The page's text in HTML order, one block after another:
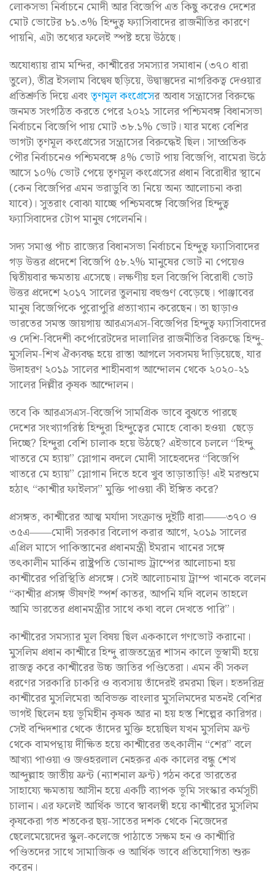
লোকসভা নির্বাচনে মোদী আর বিজেপি এত কিছু করেও দেশের
মোট ভোটের ৮১.৩% হিন্দুত্ব ফ্যাসিবাদের রাজনীতির কারণে
পায়নি, এটা তথ্যের ফলেই স্পষ্ট হয়ে উঠছে।
অযোধ্যায় রাম মন্দির, কাশ্মীরের সমস্যার সমাধান (৩৭০ ধারা
তুলে), তীব্র ইসলাম বিদ্বেষ ছড়িয়ে, উদ্বাস্তুদের নাগরিকত্ব দেওয়ার
প্রতিশ্রুতি দিয়ে এবংতৃণমূল কংগ্রেসের অবাধ সন্ত্রাসের বিরুদ্ধে
জনমত সংগঠিত করতে পেরে ২০২১ সালের পশ্চিমবঙ্গ বিধানসভা
নির্বাচনে বিজেপি পায় মোট ৩৮.১% ভোট। যার মধ্যে বেশির
ভাগটা তৃণমূল কংগ্রেসের সন্ত্রাসের বিরুদ্ধেই ছিল। সাম্প্রতিক
পৌর নির্বাচনেও পশ্চিমবঙ্গে ৪% ভোট পায় বিজেপি, বামেরা উঠে
আসে ১০% ভোট পেয়ে তৃণমূল কংগ্রেসের প্রধান বিরোধীর স্থানে
(কেন বিজেপির এমন ভরাডুবি তা নিয়ে অন্য আলোচনা করা
যাবে)। সুতরাং বোঝা যাচ্ছে পশ্চিমবঙ্গে বিজেপির হিন্দুত্ব
ফ্যাসিবাদের টোপ মানুষ গেলেননি।
সদ্য সমাপ্ত পাঁচ রাজ্যের বিধানসভা নির্বাচনে হিন্দুত্ব ফ্যাসিবাদের
গড় উত্তর প্রদেশে বিজেপি ৫৮.২% মানুষের ভোট না পেয়েও
দ্বিতীয়বার ক্ষমতায় এসেছে। লক্ষণীয় হল বিজেপি বিরোধী ভোট
উত্তর প্রদেশে ২০১৭ সালের তুলনায় বহুগুণ বেড়েছে। পাঞ্জাবের
মানুষ বিজেপিকে পুরোপুরি প্রত্যাখ্যান করেছেন। তা ছাড়াও
ভারতের সমস্ত জায়গায় আরএসএস-বিজেপির হিন্দুত্ব ফ্যাসিবাদের
ও দেশি-বিদেশী কর্পোরেটদের দালালির রাজনীতির বিরুদ্ধে হিন্দু-
মুসলিম-শিখ ঐক্যবদ্ধ হয়ে রাস্তা আগলে সবসময় দাঁড়িয়েছে, যার
উদাহরণ ২০১৯ সালের শাহীনবাগ আন্দোলন থেকে ২০২০-২১
সালের দিল্লীর কৃষক আন্দোলন।
তবে কি আরএসএস-বিজেপি সামগ্রিক ভাবে বুঝতে পারছে
দেশের সংখ্যাগরিষ্ঠ হিন্দুরা হিন্দুত্বের মোহে বোকা হওয়া ছেড়ে
দিচ্ছে? হিন্দুরা বেশি চালাক হয়ে উঠছে? এইভাবে চললে “হিন্দু
খাতরে মে হ্যায়” স্লোগান বদলে মোদী সাহেবদের “বিজেপি
খাতরে মে হ্যায়” স্লোগান দিতে হবে খুব তাড়াতাড়ি! এই মরশুমে
হঠাৎ “কাশ্মীর ফাইলস” মুক্তি পাওয়া কী ইঙ্গিত করে?
প্রসঙ্গত, কাশ্মীরের আত্ম মর্যাদা সংক্রান্ত দুইটি ধারা——৩৭০ ও
৩৫এ——মোদী সরকার বিলোপ করার আগে, ২০১৯ সালের
এপ্রিল মাসে পাকিস্তানের প্রধানমন্ত্রী ইমরান খানের সঙ্গে
তৎকালীন মার্কিন রাষ্ট্রপতি ডোনাল্ড ট্রাম্পের আলোচনা হয়
কাশ্মীরের পরিস্থিতি প্রসঙ্গে। সেই আলোচনায় ট্রাম্প খানকে বলেন
“কাশ্মীর প্রসঙ্গ ভীষণই স্পর্শ কাতর, আপনি যদি বলেন তাহলে
আমি ভারতের প্রধানমন্ত্রীর সাথে কথা বলে দেখতে পারি”।
কাশ্মীরের সমস্যার মূল বিষয় ছিল এককালে গণভোট করানো।
মুসলিম প্রধান কাশ্মীরে হিন্দু রাজতন্ত্রের শাসন কালে ভূস্বামী হয়ে
রাজত্ব করে কাশ্মীরের উচ্চ জাতির পণ্ডিতেরা। এমন কী সকল
ধরণের সরকারি চাকরি ও ব্যবসায় তাঁদেরই রমরমা ছিল। হতদরিদ্র
কাশ্মীরের মুসলিমেরা অবিভক্ত বাংলার মুসলিমদের মতনই বেশির
ভাগই ছিলেন হয় ভূমিহীন কৃষক আর না হয় হস্ত শিল্পের কারিগর।
সেই বন্দিদশার থেকে তাঁদের মুক্তি হয়েছিল যখন মুসলিম ফ্রন্ট
থেকে বামপন্থায় দীক্ষিত হয়ে কাশ্মীরের তৎকালীন “শের” বলে
আখ্যা পাওয়া ও জওহরলাল নেহরুর এক কালের বন্ধু শেখ
আব্দুল্লাহ জাতীয় ফ্রন্ট (ন্যাশনাল ফ্রন্ট) গঠন করে ভারতের
সাহায্যে ক্ষমতায় আসীন হয়ে একটি ব্যাপক ভূমি সংস্কার কর্মসূচী
চালান। এর ফলেই আর্থিক ভাবে স্বাবলম্বী হয়ে কাশ্মীরের মুসলিম
কৃষকেরা গত শতকের ছয়-সাতের দশক থেকে নিজেদের
ছেলেমেয়েদের স্কুল-কলেজে পাঠাতে সক্ষম হন ও কাশ্মীরি
পণ্ডিতদের সাথে সামাজিক ও আর্থিক ভাবে প্রতিযোগিতা শুরু
করেন।